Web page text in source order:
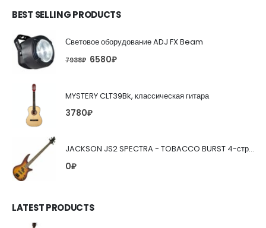
BEST SELLING PRODUCTS
Световое оборудование ADJ FX Beam
7938₽ 6580₽
MYSTERY CLT39Bk, классическая гитара
3780₽
JACKSON JS2 SPECTRA - TOBACCO BURST 4-струнная бас-гитара
0₽
LATEST PRODUCTS